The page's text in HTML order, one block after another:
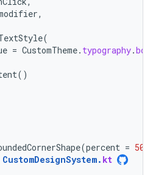
,
(
= CustomTheme. typography.
()
(percent = 50
CustomDesignSystem. kt